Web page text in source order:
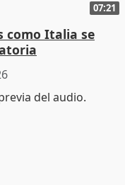
07:21
como Italia se